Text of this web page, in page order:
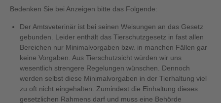
Bedenken Sie bei Anzeigen bitte das Folgende:
Der Amtsveterinär ist bei seinen Weisungen an das Gesetz
gebunden. Leider enthält das Tierschutzgesetz in fast allen
Bereichen nur Minimalvorgaben bzw. in manchen Fällen gar
keine Vorgaben. Aus Tierschutzsicht würden wir uns
wesentlich strengere Regelungen wünschen. Dennoch
werden selbst diese Minimalvorgaben in der Tierhaltung viel
zu oft nicht eingehalten. Zumindest die Einhaltung dieses
gesetzlichen Rahmens darf und muss eine Behörde